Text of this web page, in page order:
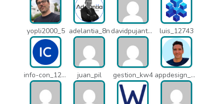
yopli2000_5 adelantia_8n davidpujantelopez_mrf luis_12743
info-con_12812 juan_pil gestion_kw4 appdesign_pbe